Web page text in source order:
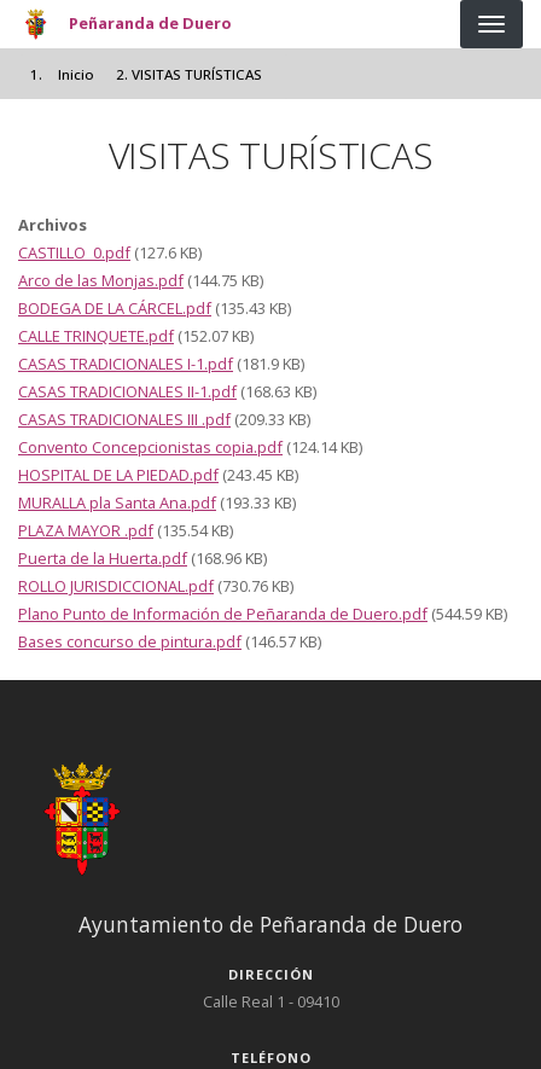
Pasar al contenido principal
Peñaranda de Duero
Inicio VISITAS TURÍSTICAS
VISITAS TURÍSTICAS
Archivos
CASTILLO_0.pdf (127.6 KB)
Arco de las Monjas.pdf (144.75 KB)
BODEGA DE LA CÁRCEL.pdf (135.43 KB)
CALLE TRINQUETE.pdf (152.07 KB)
CASAS TRADICIONALES I-1.pdf (181.9 KB)
CASAS TRADICIONALES II-1.pdf (168.63 KB)
CASAS TRADICIONALES III .pdf (209.33 KB)
Convento Concepcionistas copia.pdf (124.14 KB)
HOSPITAL DE LA PIEDAD.pdf (243.45 KB)
MURALLA pla Santa Ana.pdf (193.33 KB)
PLAZA MAYOR .pdf (135.54 KB)
Puerta de la Huerta.pdf (168.96 KB)
ROLLO JURISDICCIONAL.pdf (730.76 KB)
Plano Punto de Información de Peñaranda de Duero.pdf (544.59 KB)
Bases concurso de pintura.pdf (146.57 KB)
Ayuntamiento de Peñaranda de Duero
DIRECCIÓN
Calle Real 1 - 09410
TELÉFONO